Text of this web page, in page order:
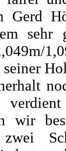
Gerd
wir
zwei